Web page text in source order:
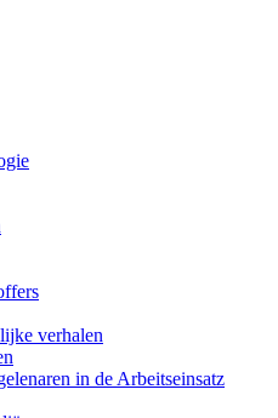
verhalen
in de Arbeitseinsatz